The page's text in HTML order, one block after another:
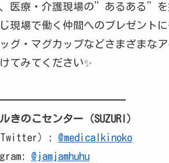
医療・介護現場の”あるある”を
現場で働く仲間へのプレゼント
ッグ・マグカップなどさまざまな
てみてください✨
きのこセンター（SUZURI）
Twitter）: @medicalkinoko
@jamjamhuhu